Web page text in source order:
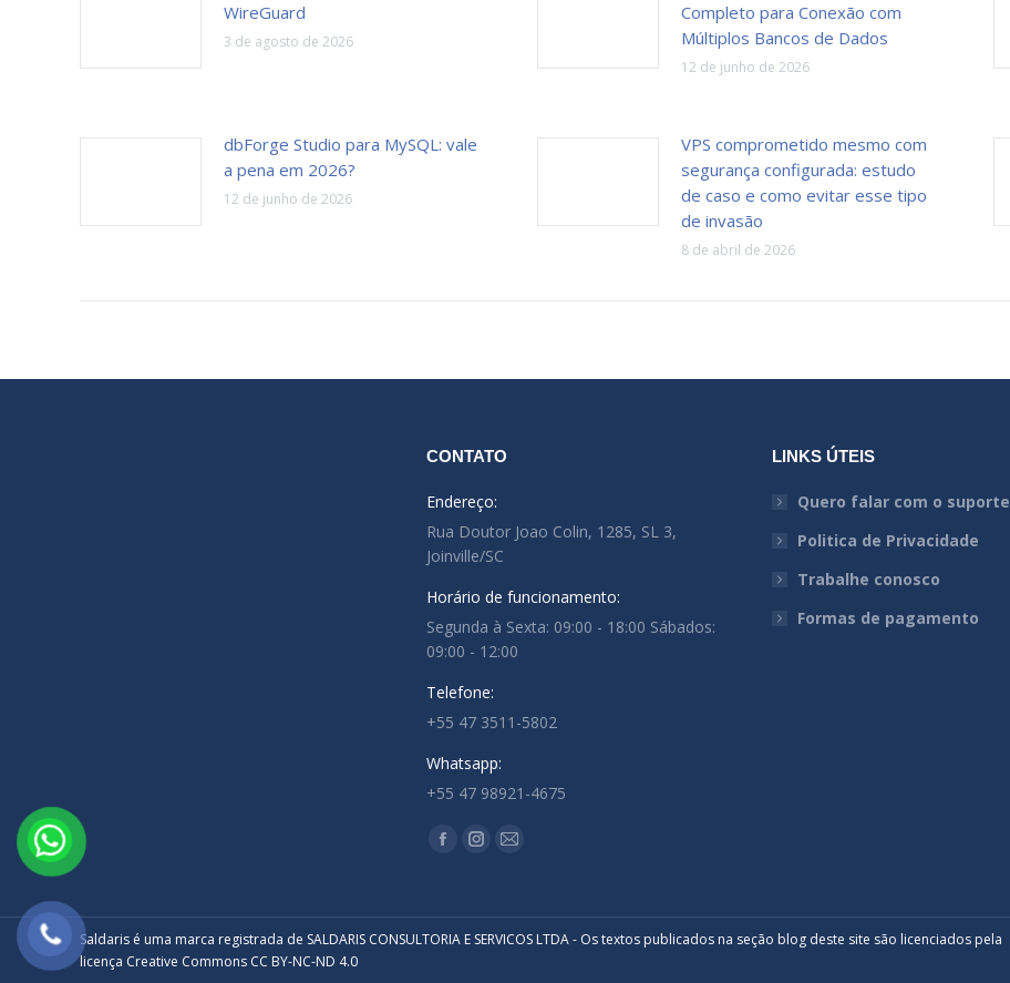
WireGuard
3 de agosto de 2026
Completo para Conexão com
Múltiplos Bancos de Dados
12 de junho de 2026
dbForge Studio para MySQL: vale
a pena em 2026?
12 de junho de 2026
VPS comprometido mesmo com
segurança configurada: estudo
de caso e como evitar esse tipo
de invasão
8 de abril de 2026
CONTATO
Endereço:
Rua Doutor Joao Colin, 1285, SL 3,
Joinville/SC
Horário de funcionamento:
Segunda à Sexta: 09:00 - 18:00 Sábados:
09:00 - 12:00
Telefone:
+55 47 3511-5802
Whatsapp:
+55 47 98921-4675
Encontre-nos em:
Facebook
in
Instagram
in
Mail
in
LINKS ÚTEIS
Quero falar com o suporte
Politica de Privacidade
Trabalhe conosco
Formas de pagamento
Saldaris é uma marca registrada de SALDARIS CONSULTORIA E SERVICOS LTDA - Os textos publicados na seção blog deste site são licenciados pela
licença Creative Commons CC BY-NC-ND 4.0